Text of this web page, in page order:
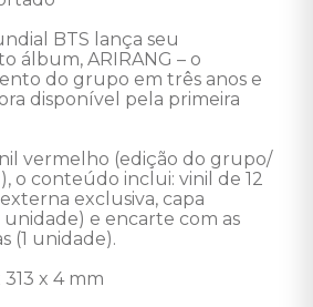
BTS lança seu
álbum, ARIRANG – o
do grupo em três anos e
disponível pela primeira
vermelho (edição do grupo/
o conteúdo inclui: vinil de 12
exclusiva, capa
unidade) e encarte com as
(1 unidade).
313 x 4 mm